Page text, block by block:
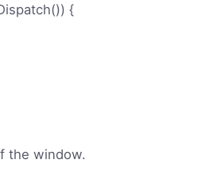
{
the window.